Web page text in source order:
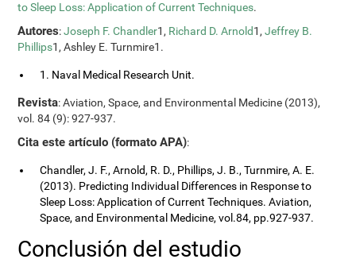
to Sleep Loss: Application of Current Techniques.
Autores:Joseph F. Chandler1, Richard D. Arnold1,Jeffrey B.
Phillips1, Ashley E. Turnmire1.
1. Naval Medical Research Unit.
Revista: Aviation, Space, and Environmental Medicine (2013),
vol. 84 (9): 927-937.
Cita este artículo (formato APA):
Chandler, J. F., Arnold, R. D., Phillips, J. B., Turnmire, A. E.
(2013). Predicting Individual Differences in Response to
Sleep Loss: Application of Current Techniques. Aviation,
Space, and Environmental Medicine, vol.84, pp.927-937.
Conclusión del estudio